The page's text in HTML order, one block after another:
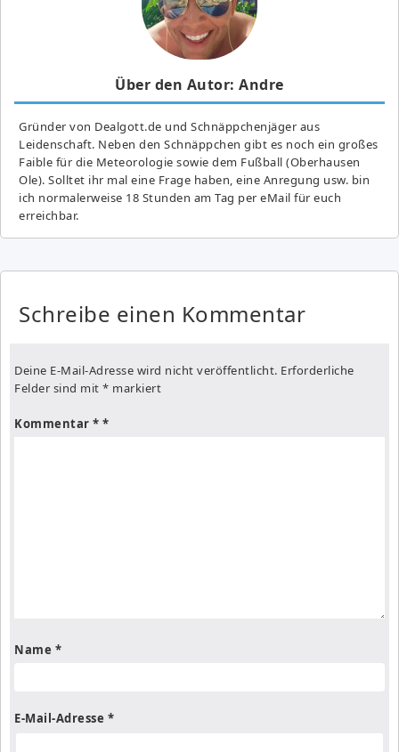
Über den Autor: Andre
Gründer von Dealgott.de und Schnäppchenjäger aus
Leidenschaft. Neben den Schnäppchen gibt es noch ein großes
Fai­ble für die Meteorologie sowie dem Fußball (Oberhausen
Ole). Solltet ihr mal eine Frage haben, eine Anregung usw. bin
ich normalerweise 18 Stunden am Tag per eMail für euch
erreichbar.
Schreibe einen Kommentar
Deine E-Mail-Adresse wird nicht veröffentlicht. Erforderliche
Felder sind mit * markiert
Kommentar *
Name *
E-Mail-Adresse *